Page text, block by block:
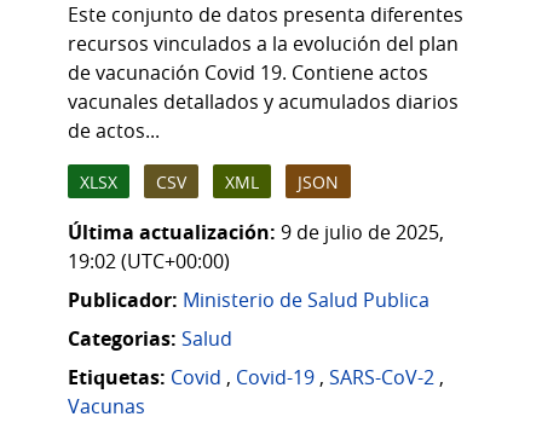
Este conjunto de datos presenta diferentes
recursos vinculados a la evolución del plan
de vacunación Covid 19. Contiene actos
vacunales detallados y acumulados diarios
de actos...
XLSX CSV XML JSON
Última actualización: 9 de julio de 2025,
19:02 (UTC+00:00)
Publicador: Ministerio de Salud Publica
Categorias: Salud
Etiquetas: Covid , Covid-19 , SARS-CoV-2 ,
Vacunas